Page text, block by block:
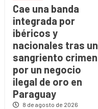
Cae una banda
integrada por
ibéricos y
nacionales tras un
sangriento crimen
por un negocio
ilegal de oro en
Paraguay
8 de agosto de 2026